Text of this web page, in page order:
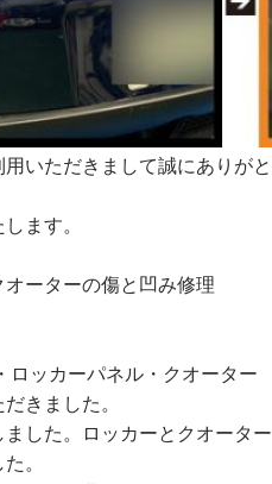
いただきまして誠にありがと
ます。
ーターの傷と凹み修理
ロッカーパネル・クオーター
きました。
した。ロッカーとクオーター
。